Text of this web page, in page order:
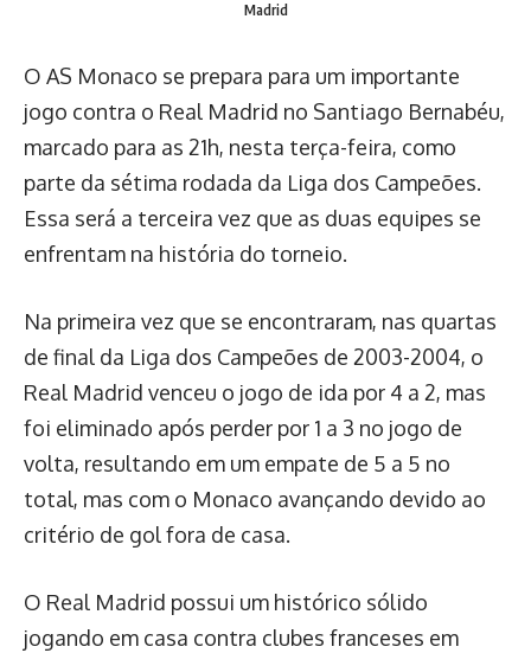
Madrid
O AS Monaco se prepara para um importante
jogo contra o Real Madrid no Santiago Bernabéu,
marcado para as 21h, nesta terça-feira, como
parte da sétima rodada da Liga dos Campeões.
Essa será a terceira vez que as duas equipes se
enfrentam na história do torneio.
Na primeira vez que se encontraram, nas quartas
de final da Liga dos Campeões de 2003-2004, o
Real Madrid venceu o jogo de ida por 4 a 2, mas
foi eliminado após perder por 1 a 3 no jogo de
volta, resultando em um empate de 5 a 5 no
total, mas com o Monaco avançando devido ao
critério de gol fora de casa.
O Real Madrid possui um histórico sólido
jogando em casa contra clubes franceses em